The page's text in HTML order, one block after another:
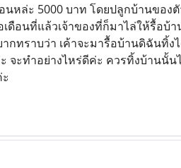
นหล่ะ 5000 บาท โดยปลูกบ้านของ
ดือนที่แล้วเจ้าของที่ก็มาไล่ให้รื้อ
กทราบว่า เค้าจะมารื้อบ้านดิฉันทิ้
จะทำอย่างไหร่ดีค่ะ ควรทิ้งบ้านนั้